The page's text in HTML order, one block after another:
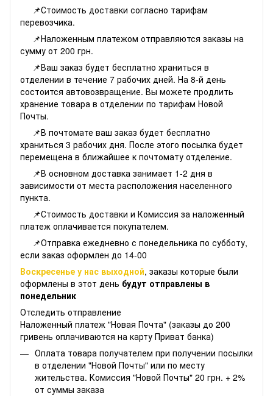
📌Стоимость доставки согласно тарифам
перевозчика.
📌Наложенным платежом отправляются заказы на
сумму от 200 грн.
📌Ваш заказ будет бесплатно храниться в
отделении в течение 7 рабочих дней. На 8-й день
состоится автовозвращение. Вы можете продлить
хранение товара в отделении по тарифам Новой
Почты.
📌В почтомате ваш заказ будет бесплатно
храниться 3 рабочих дня. После этого посылка будет
перемещена в ближайшее к почтомату отделение.
📌В основном доставка занимает 1-2 дня в
зависимости от места расположения населенного
пункта.
📌Стоимость доставки и Комиссия за наложенный
платеж оплачивается покупателем.
📌Отправка ежедневно с понедельника по субботу,
если заказ оформлен до 14-00
Воскресенье у нас выходной, заказы которые были
оформлены в этот день будут отправлены в
понедельник
Отследить отправление
Наложенный платеж "Новая Почта" (заказы до 200
гривень оплачиваются на карту Приват банка)
Оплата товара получателем при получении посылки
в отделении "Новой Почты" или по месту
жительства. Комиссия "Новой Почты" 20 грн. + 2%
от суммы заказа